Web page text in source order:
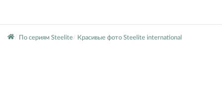
По сериям Steelite Красивые фото Steelite international